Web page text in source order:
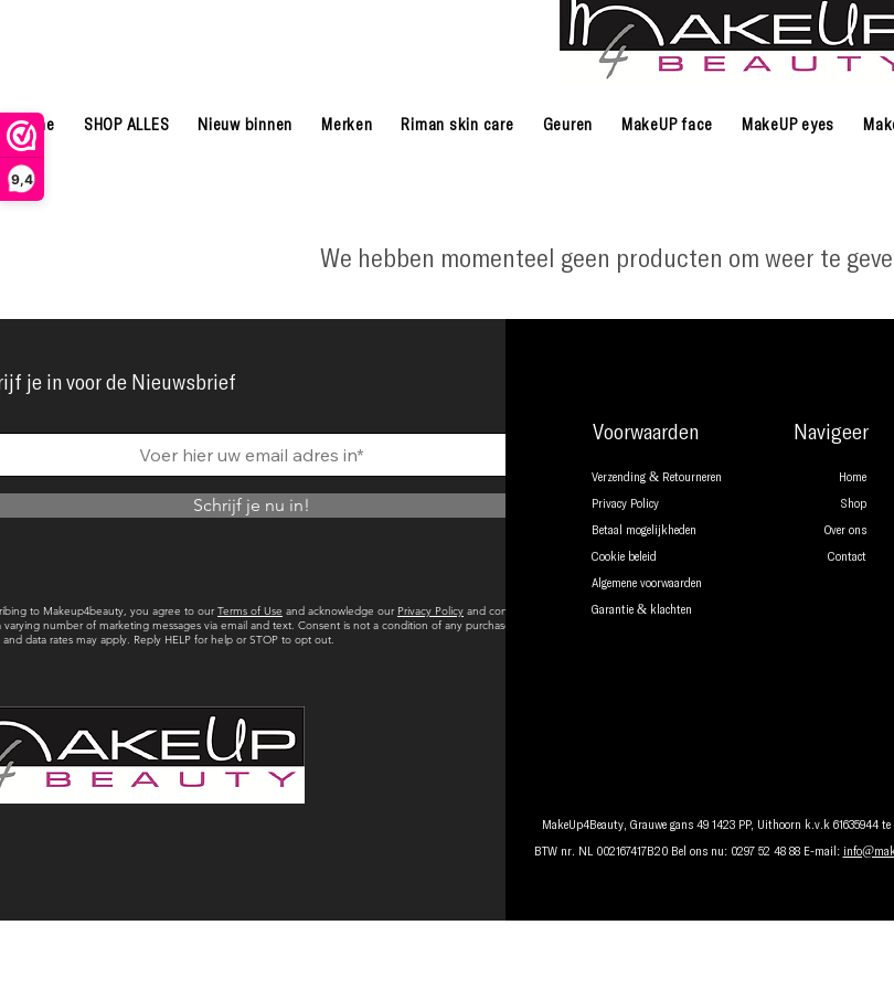
9,4
Home SHOP ALLES Nieuw binnen Merken Riman skin care Geuren MakeUP face MakeUP eyes
We hebben momenteel geen producten om weer te
je in voor de Nieuwsbrief
Schrijf je nu in!
to Makeup4beauty, you agree to ourTerms of Use and acknowledge our Privacy Policy and consent to
varying number of marketing messages via email and text. Consent is not a condition of any purchase.
and data rates may apply. Reply HELP for help or STOP to opt out.
Voorwaarden
Verzending & Retourneren
Privacy Policy
Betaal mogelijkheden
Cookie beleid
Algemene voorwaarden
Garantie & klachten
Navigeer
Home
Shop
Over ons
Contact
MakeUp4Beauty, Grauwe gans 49 1423 PP, Uithoorn k.v.k 61635944
BTW nr. NL 002167417B20 Bel ons nu: 0297 52 48 88 E-mail: